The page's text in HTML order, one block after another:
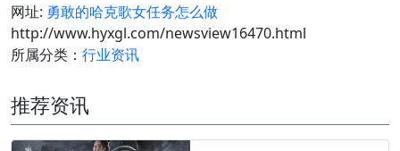
网址: 勇敢的哈克歌女任务怎么做
http://www.hyxgl.com/newsview16470.html
所属分类： 行业资讯
推荐资讯